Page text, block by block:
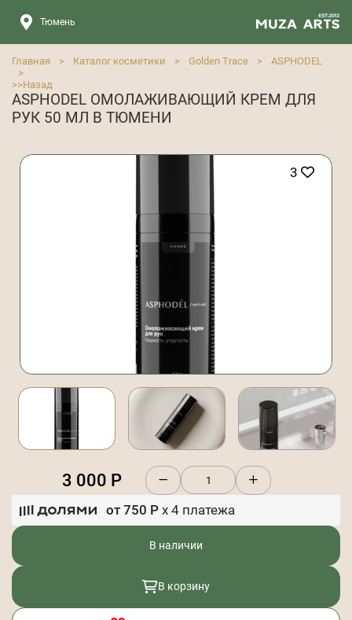
Тюмень
Главная > Каталог косметики > Golden Trace >
ASPHODEL
>
>>Назад
ASPHODEL ОМОЛАЖИВАЮЩИЙ КРЕМ ДЛЯ
РУК 50 МЛ В ТЮМЕНИ
3
3 000 Р
от 750 Р x 4 платежа
В наличии
В корзину